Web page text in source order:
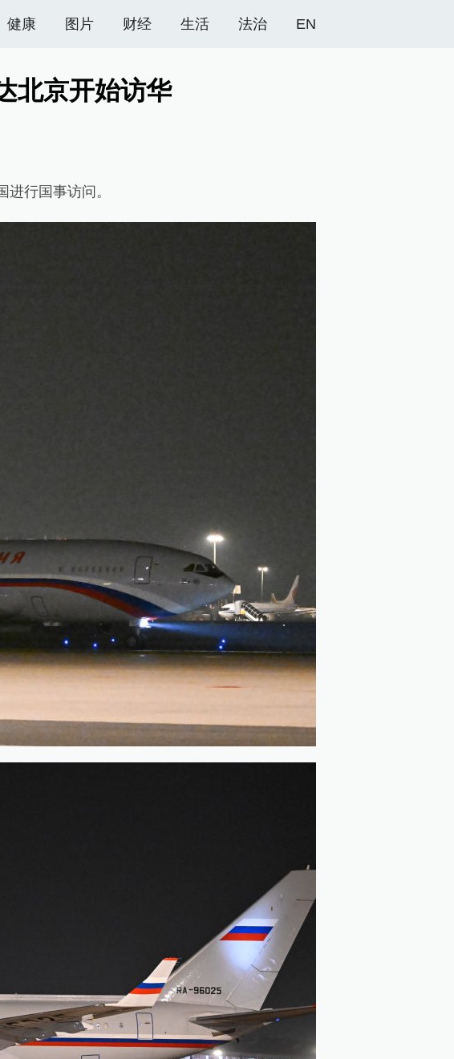
健康 图片 财经 生活 法治 EN
北京开始访华
行国事访问。